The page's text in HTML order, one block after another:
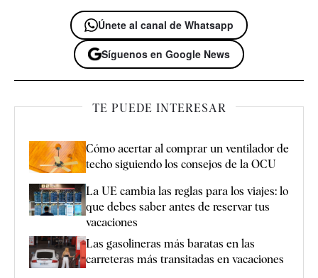
Únete al canal de Whatsapp
Síguenos en Google News
TE PUEDE INTERESAR
Cómo acertar al comprar un ventilador de
techo siguiendo los consejos de la OCU
La UE cambia las reglas para los viajes: lo
que debes saber antes de reservar tus
vacaciones
Las gasolineras más baratas en las
carreteras más transitadas en vacaciones